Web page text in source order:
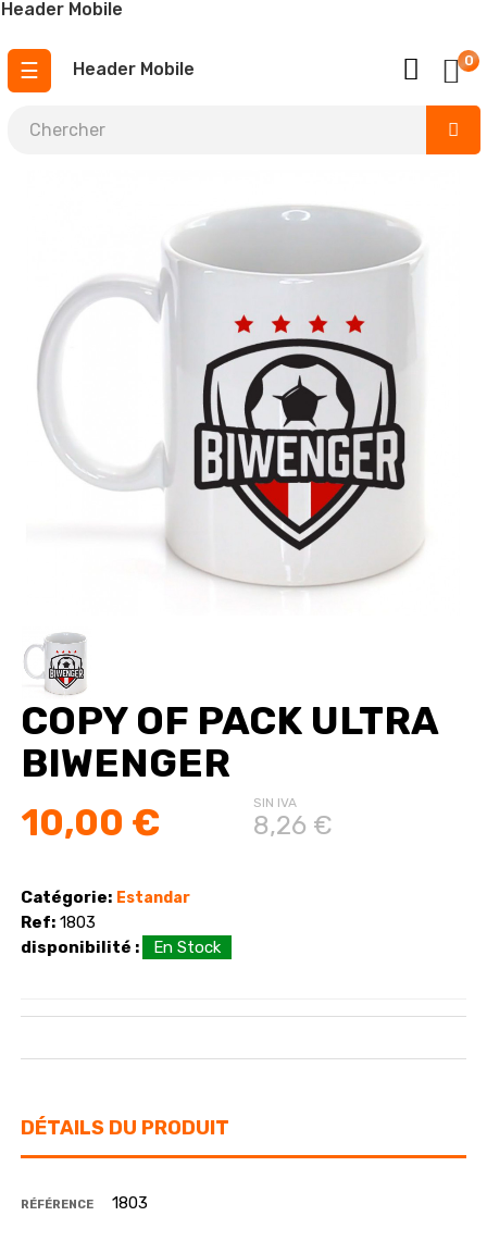
Header Mobile
Basculer
la
☰ 0
Header Mobile
COPY OF PACK ULTRA
BIWENGER
10,00 € SIN IVA
8,26 €
Catégorie: Estandar
Ref: 1803
disponibilité :
En Stock
DÉTAILS DU PRODUIT
RÉFÉRENCE 1803